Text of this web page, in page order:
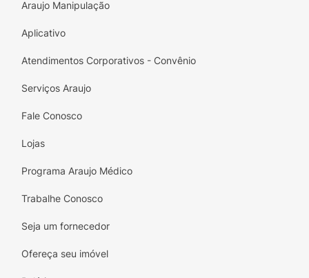
que eles merecem!
Araujo Manipulação
Aplicativo
Atendimentos Corporativos - Convênio
Serviços Araujo
Fale Conosco
Lojas
Programa Araujo Médico
Trabalhe Conosco
Seja um fornecedor
Ofereça seu imóvel